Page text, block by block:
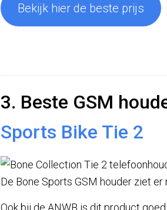
Bekijk hier de beste prijs
3. Beste GSM
Sports Bike Tie 2
De Bone Sports GSM houder ziet
Ook bij de ANWB is dit product